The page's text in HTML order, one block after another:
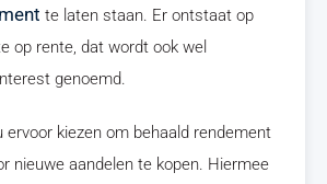
te laten staan. Er ontstaat op
op rente, dat wordt ook wel
genoemd.
ervoor kiezen om behaald rendement
nieuwe aandelen te kopen. Hiermee